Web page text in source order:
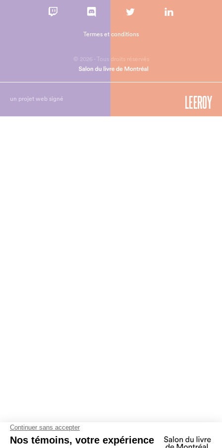
© 2026 - Tous droits réservés
Termes et conditions
un projet web signé